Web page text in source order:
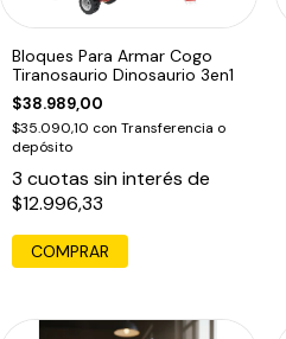
Bloques Para Armar Cogo
Tiranosaurio Dinosaurio 3en1
$38.989,00
$35.090,10 con Transferencia o
depósito
3 cuotas sin interés de
$12.996,33
COMPRAR